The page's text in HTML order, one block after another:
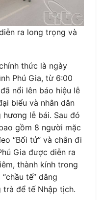
ra long trọng và
thức là ngày
Phú Gia, từ 6:00
nổi lên báo hiệu lễ
biểu và nhân dân
lễ bái. Sau đó
gồm 8 người mặc
“Bối tử” và chân đi
Gia được diễn ra
thành kính trong
tế” dâng
trà để tế Nhập tịch.